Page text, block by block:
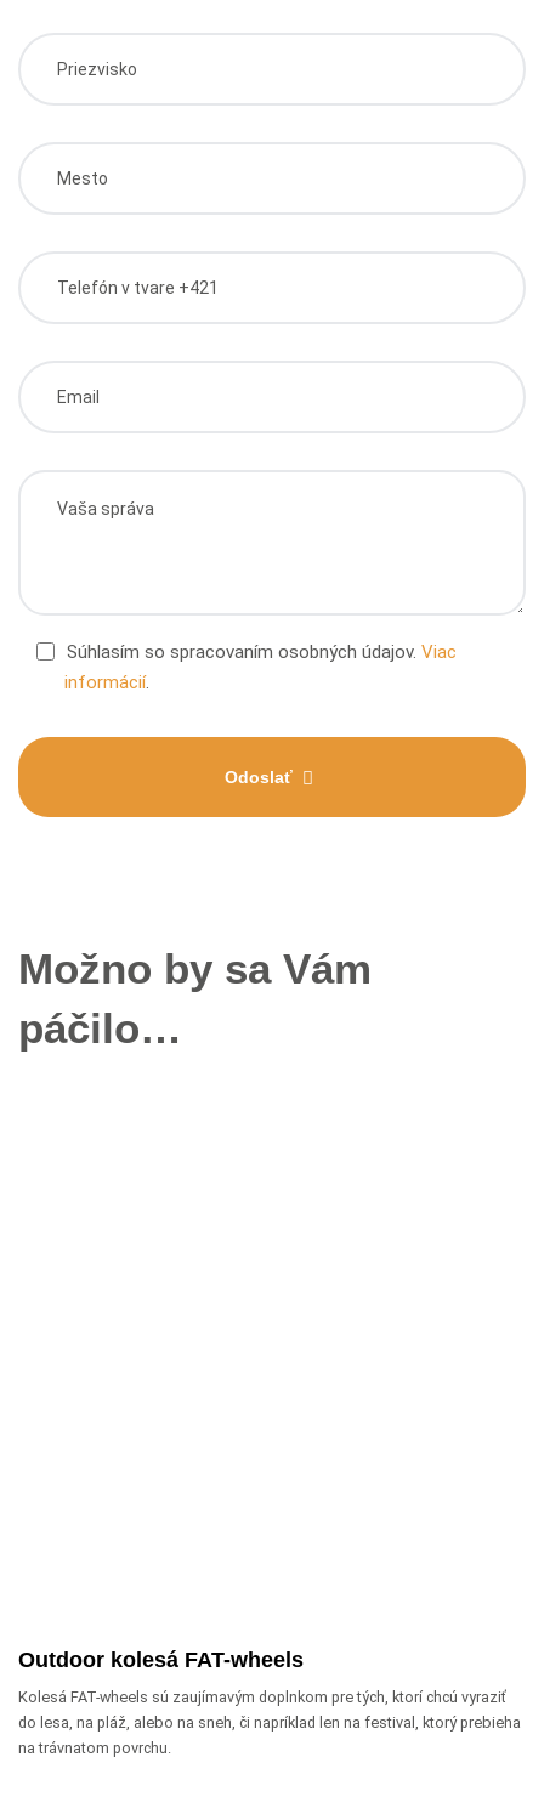
Súhlasím so spracovaním osobných údajov.Viac
informácií.
Odoslať
Možno by sa Vám
páčilo…
Outdoor kolesá FAT-wheels
Kolesá FAT-wheels sú zaujímavým doplnkom pre tých, ktorí chcú vyraziť
do lesa, na pláž, alebo na sneh, či napríklad len na festival, ktorý prebieha
na trávnatom povrchu.